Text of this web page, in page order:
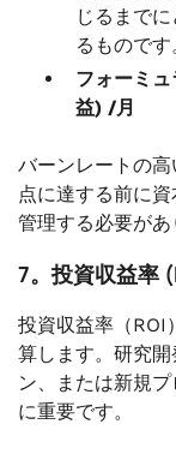
じるまで
るものです
フォーミュ
益) /月
バーンレートの
点に達する前に
管理する必要があ
7。投資収益率
投資収益率（ROI
算します。研究
ン、または新規
に重要です。